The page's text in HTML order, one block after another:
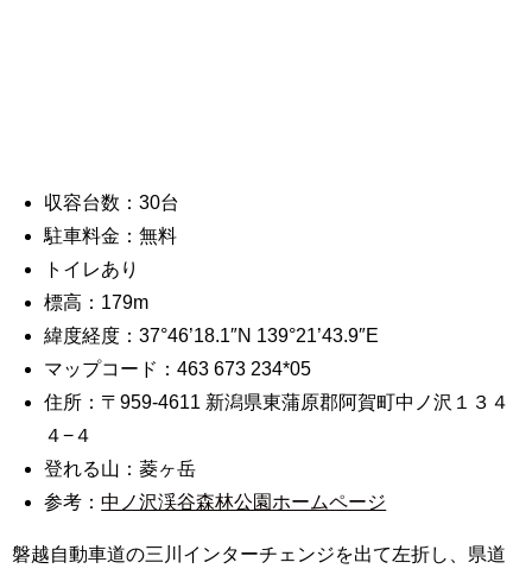
収容台数：30台
駐車料金：無料
トイレあり
標高：179m
緯度経度：37°46’18.1″N 139°21’43.9″E
マップコード：463 673 234*05
住所：〒959-4611 新潟県東蒲原郡阿賀町中ノ沢１３４
４−４
登れる山：菱ヶ岳
参考：中ノ沢渓谷森林公園ホームページ
磐越自動車道の三川インターチェンジを出て左折し、県道